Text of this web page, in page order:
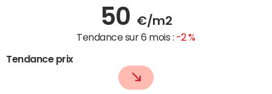
50 €/m2
Tendance sur 6 mois : -2 %
Tendance prix